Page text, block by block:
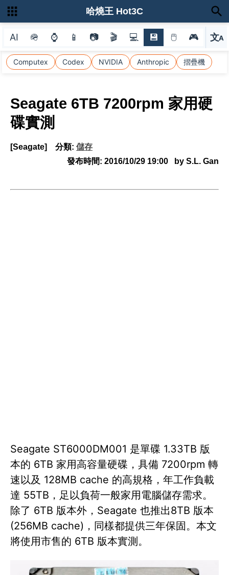
AI 🪖 ⌚ 📱 📷 🎬 💻 💾 🖱 🎮 文A
選
Computex Codex NVIDIA Anthropic 摺疊機
哈燒王 Hot3C
Seagate 6TB 7200rpm 家用硬
碟實測
[Seagate] 分類: 儲存
發布時間: 2016/10/29 19:00 by S.L. Gan
Seagate ST6000DM001 是單碟 1.33TB 版
本的 6TB 家用高容量硬碟，具備 7200rpm 轉
速以及 128MB cache 的高規格，年工作負載
達 55TB，足以負荷一般家用電腦儲存需求。
除了 6TB 版本外，Seagate 也推出8TB 版本
(256MB cache)，同樣都提供三年保固。本文
將使用市售的 6TB 版本實測。